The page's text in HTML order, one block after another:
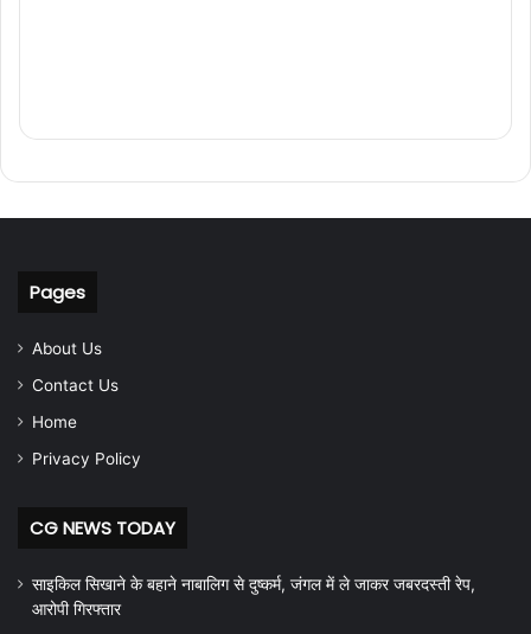
Pages
About Us
Contact Us
Home
Privacy Policy
CG NEWS TODAY
साइकिल सिखाने के बहाने नाबालिग से दुष्कर्म, जंगल में ले जाकर जबरदस्ती रेप,
आरोपी गिरफ्तार